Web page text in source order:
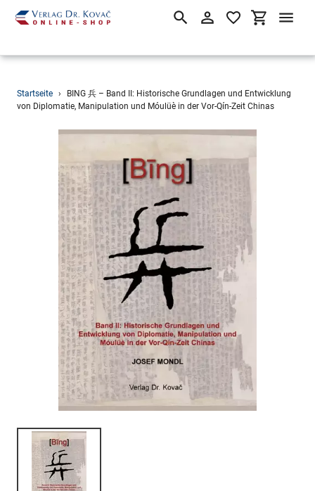
Direkt
zum
SuchenEinloggen
Startseite ›
BING 兵 – Band II: Historische Grundlagen und Entwicklung
von Diplomatie, Manipulation und Móulüè in der Vor-Qín-Zeit Chinas